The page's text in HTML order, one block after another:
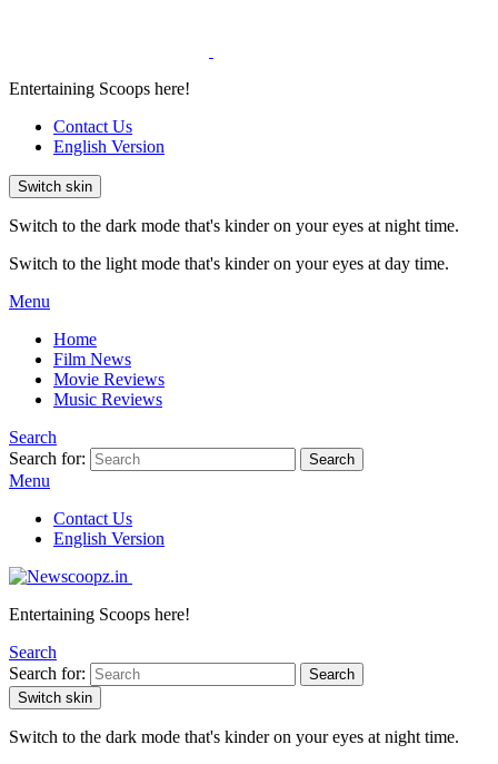
Entertaining Scoops here!
Contact Us
English Version
Switch skin
Switch to the dark mode that's kinder on your eyes at night time.
Switch to the light mode that's kinder on your eyes at day time.
Menu
Home
Film News
Movie Reviews
Music Reviews
Search
Search for:
Search
Menu
Contact Us
English Version
Entertaining Scoops here!
Search
Search for:
Search
Switch skin
Switch to the dark mode that's kinder on your eyes at night time.